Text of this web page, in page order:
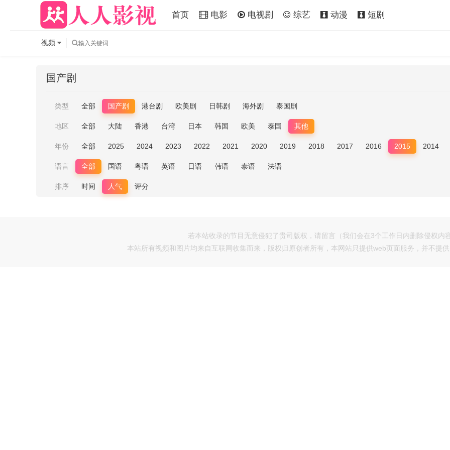
首页 电影 电视剧 综艺 动漫 短剧
视频
国产剧
类型 全部 国产剧 港台剧 欧美剧 日韩剧 海外剧 泰国剧
地区 全部 大陆 香港 台湾 日本 韩国 欧美 泰国 其他
年份 全部 2025 2024 2023 2022 2021 2020 2019 2018 2017 2016 2015 2014
语言 全部 国语 粤语 英语 日语 韩语 泰语 法语
排序 时间 人气 评分
若本站收录的节目无意侵犯了贵司版权，请留言（我们会在3个工作日内删除侵权内
本站所有视频和图片均来自互联网收集而来，版权归原创者所有，本网站只提供web页面服务，并不提